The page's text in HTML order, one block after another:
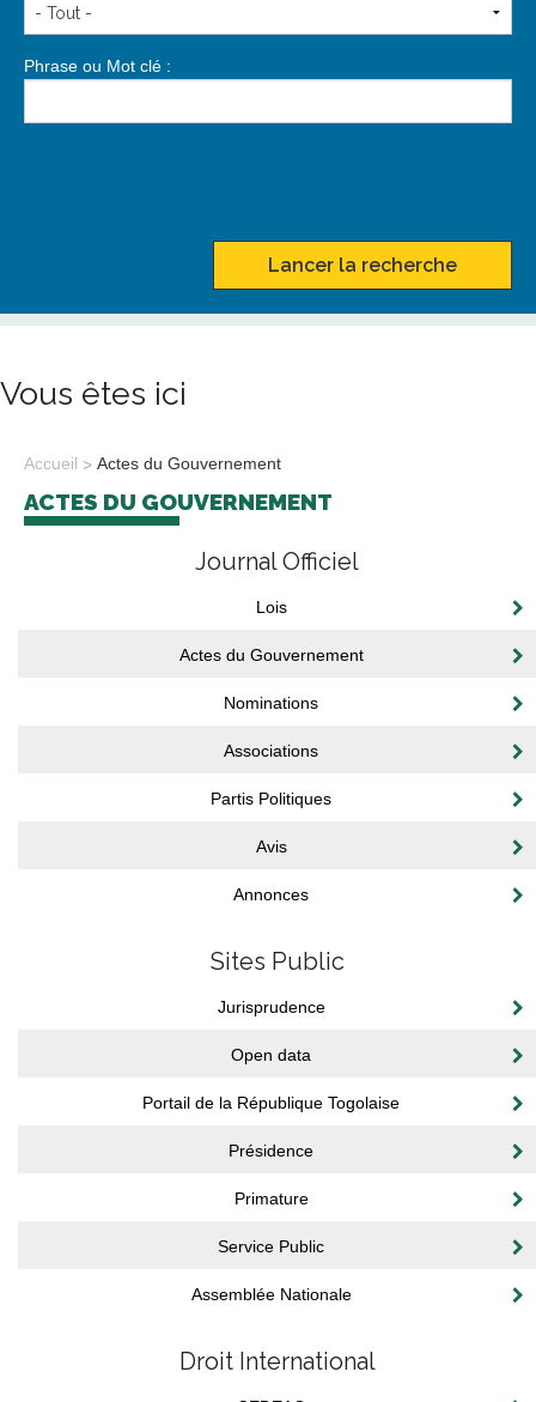
Phrase ou Mot clé :
Lancer la recherche
Vous êtes ici
Accueil Actes du Gouvernement
ACTES DU GOUVERNEMENT
Journal Officiel
Lois
Actes du Gouvernement
Nominations
Associations
Partis Politiques
Avis
Annonces
Sites Public
Jurisprudence
Open data
Portail de la République Togolaise
Présidence
Primature
Service Public
Assemblée Nationale
Droit International